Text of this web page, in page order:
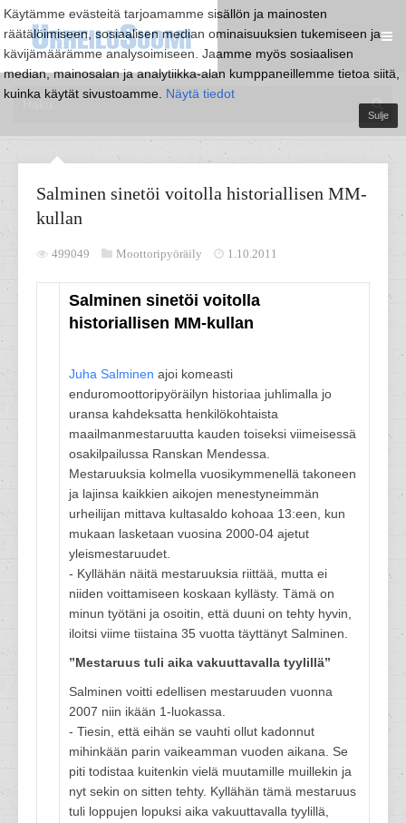
Käytämme evästeitä tarjoamamme sisällön ja mainosten
räätälöimiseen, sosiaalisen median ominaisuuksien tukemiseen ja
kävijämäärämme analysoimiseen. Jaamme myös sosiaalisen
median, mainosalan ja analytiikka-alan kumppaneillemme tietoa siitä,
kuinka käytät sivustoamme. Näytä tiedot
Sulje
Salminen sinetöi voitolla historiallisen MM-
kullan
499049 Moottoripyöräily 1.10.2011
Salminen sinetöi voitolla
historiallisen MM-kullan
Juha Salminen ajoi komeasti
enduromoottoripyöräilyn historiaa juhlimalla jo
uransa kahdeksatta henkilökohtaista
maailmanmestaruutta kauden toiseksi viimeisessä
osakilpailussa Ranskan Mendessa.
Mestaruuksia kolmella vuosikymmenellä takoneen
ja lajinsa kaikkien aikojen menestyneimmän
urheilijan mittava kultasaldo kohoaa 13:een, kun
mukaan lasketaan vuosina 2000-04 ajetut
yleismestaruudet.
- Kyllähän näitä mestaruuksia riittää, mutta ei
niiden voittamiseen koskaan kyllästy. Tämä on
minun työtäni ja osoitin, että duuni on tehty hyvin,
iloitsi viime tiistaina 35 vuotta täyttänyt Salminen.
”Mestaruus tuli aika vakuuttavalla tyylillä”
Salminen voitti edellisen mestaruuden vuonna
2007 niin ikään 1-luokassa.
- Tiesin, että eihän se vauhti ollut kadonnut
mihinkään parin vaikeamman vuoden aikana. Se
piti todistaa kuitenkin vielä muutamille muillekin ja
nyt sekin on sitten tehty. Kyllähän tämä mestaruus
tuli loppujen lopuksi aika vakuuttavalla tyylillä,